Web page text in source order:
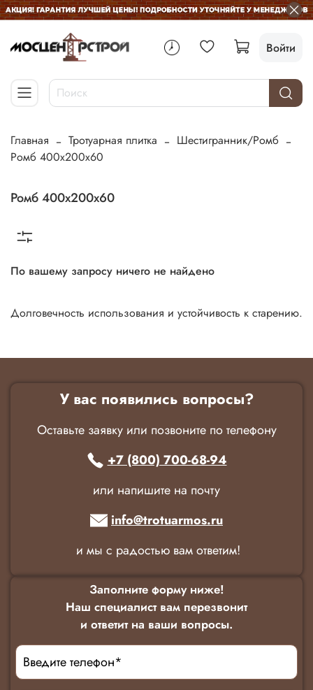
Войти
Главная Тротуарная плитка
Шестигранник/Ромб
Ромб 400х200х60
Ромб 400х200х60
По вашему запросу ничего не найдено
Долговечность использования и устойчивость к старению.
У вас появились вопросы?
Оставьте заявку или позвоните по телефону
+7 (800) 700-68-94
или напишите на почту
info@trotuarmos.ru
и мы с радостью вам ответим!
Заполните форму ниже!
Наш специалист вам перезвонит
и ответит на ваши вопросы.